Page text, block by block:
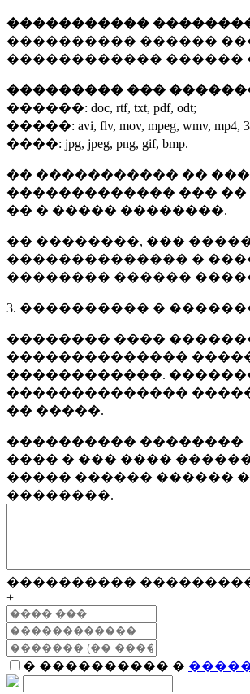
�����������
���������� ������
������������ ������
��������� ���
������: doc, rtf, txt, pdf, odt;
�����: avi, flv, mov, mpeg, wmv, mp4,
����: jpg, jpeg, png, gif, bmp.
�� ����������� ��
������������� ���
�� � ����� ��������.
�� ��������, ���
�������������� �
�������� ������
3. ���������� �
�������� ����
��������������
������������.
��������������
�� �����.
���������� ��������
���� � ��� ����
����� ������ ������
��������.
����������
+
� ���������� �